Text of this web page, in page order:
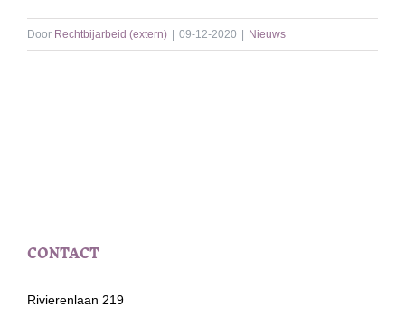
Door Rechtbijarbeid (extern) 09-12-2020 Nieuws
CONTACT
Rivierenlaan 219